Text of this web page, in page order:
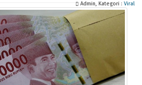
Jozeph Paul Zhang Pertanyakan Jahatnya
Sertifikasi Guru Madrasah Reguler Segera
Kabar Duka, Abuya KH Uci Thurtusi
SCRIPT WEB PPDB ONLINE SESUAI
SD di Cilamaya Sudah Belajar Tatap Muka
Template Resmi Baner dan Spanduk Logo
Jokowi: Saatnya Kita Bajak Momentum
Admin, Kategori : Viral